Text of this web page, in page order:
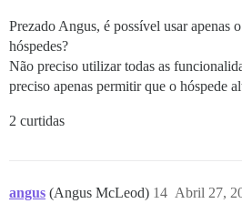
Prezado Angus, é possível usar apenas
hóspedes?
Não preciso utilizar todas as
preciso apenas permitir que o hóspede
2 curtidas
angus (Angus McLeod) Abril 27,
14